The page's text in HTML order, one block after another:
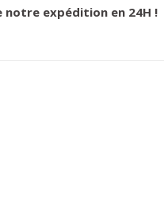
expédition en 24H !